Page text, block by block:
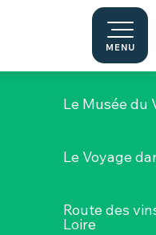
MENU
Nos Caves
Le Musée du
Le Voyage
Route des
Loire
les bonnes adresses
Brasserie de la Divatte
DE